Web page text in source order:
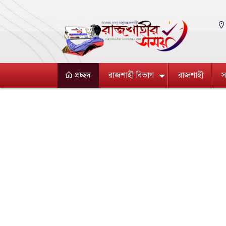
প্রচ্ছদ রাজশাহী বিভাগ রাজশাহী